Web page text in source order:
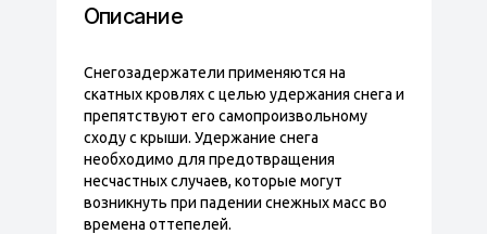
Описание
Снегозадержатели применяются на
скатных кровлях с целью удержания снега и
препятствуют его самопроизвольному
сходу с крыши. Удержание снега
необходимо для предотвращения
несчастных случаев, которые могут
возникнуть при падении снежных масс во
времена оттепелей.